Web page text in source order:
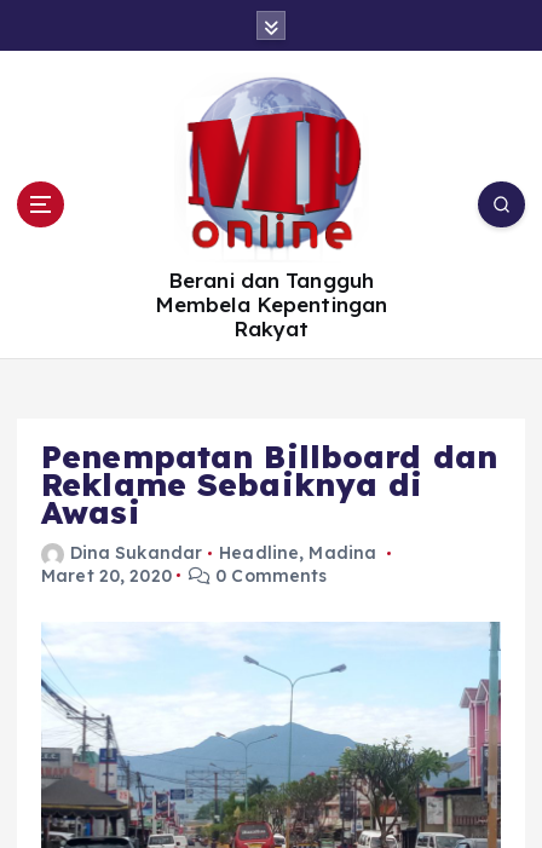
Berani dan Tangguh
Membela Kepentingan
Rakyat
Penempatan Billboard dan
Reklame Sebaiknya di
Awasi
Dina Sukandar Headline, Madina
Maret 20, 2020
0 Comments